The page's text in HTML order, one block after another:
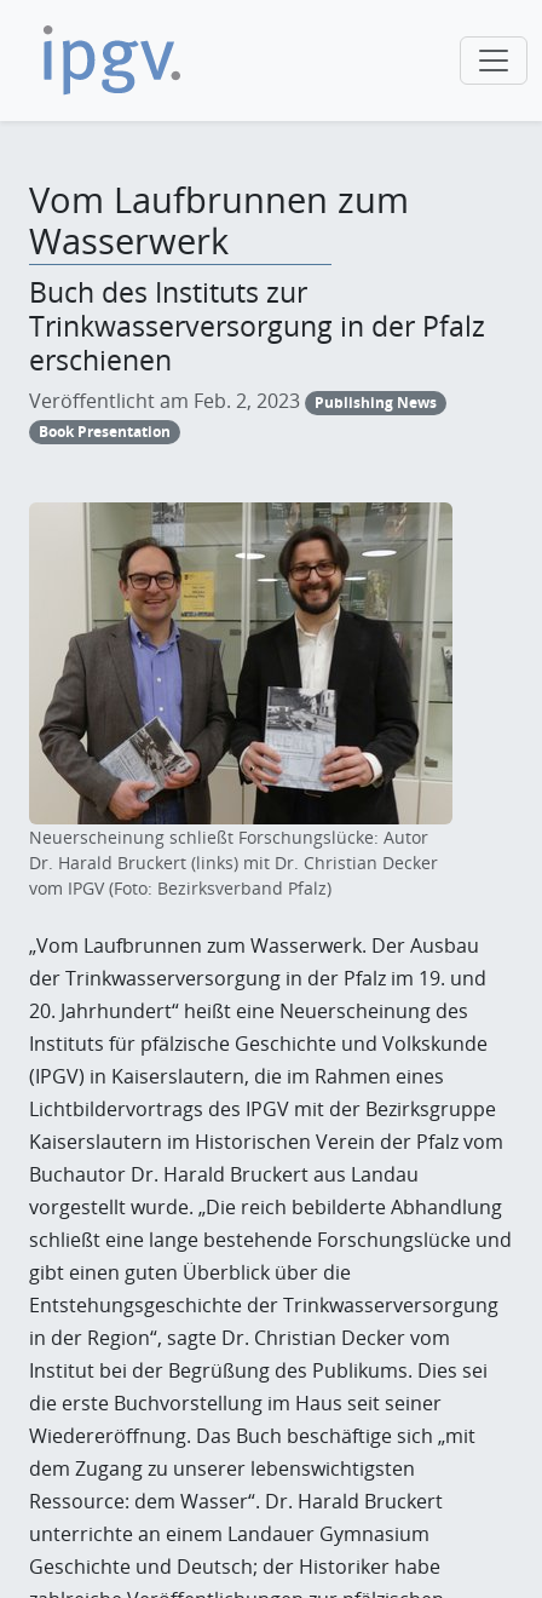
Vom Laufbrunnen zum
Wasserwerk
Buch des Instituts zur
Trinkwasserversorgung in der Pfalz
erschienen
Veröffentlicht am Feb. 2, 2023
Publishing News
Book Presentation
Neuerscheinung schließt Forschungslücke: Autor
Dr. Harald Bruckert (links) mit Dr. Christian Decker
vom IPGV (Foto: Bezirksverband Pfalz)
„Vom Laufbrunnen zum Wasserwerk. Der Ausbau
der Trinkwasserversorgung in der Pfalz im 19. und
20. Jahrhundert“ heißt eine Neuerscheinung des
Instituts für pfälzische Geschichte und Volkskunde
(IPGV) in Kaiserslautern, die im Rahmen eines
Lichtbildervortrags des IPGV mit der Bezirksgruppe
Kaiserslautern im Historischen Verein der Pfalz vom
Buchautor Dr. Harald Bruckert aus Landau
vorgestellt wurde. „Die reich bebilderte Abhandlung
schließt eine lange bestehende Forschungslücke und
gibt einen guten Überblick über die
Entstehungsgeschichte der Trinkwasserversorgung
in der Region“, sagte Dr. Christian Decker vom
Institut bei der Begrüßung des Publikums. Dies sei
die erste Buchvorstellung im Haus seit seiner
Wiedereröffnung. Das Buch beschäftige sich „mit
dem Zugang zu unserer lebenswichtigsten
Ressource: dem Wasser“. Dr. Harald Bruckert
unterrichte an einem Landauer Gymnasium
Geschichte und Deutsch; der Historiker habe